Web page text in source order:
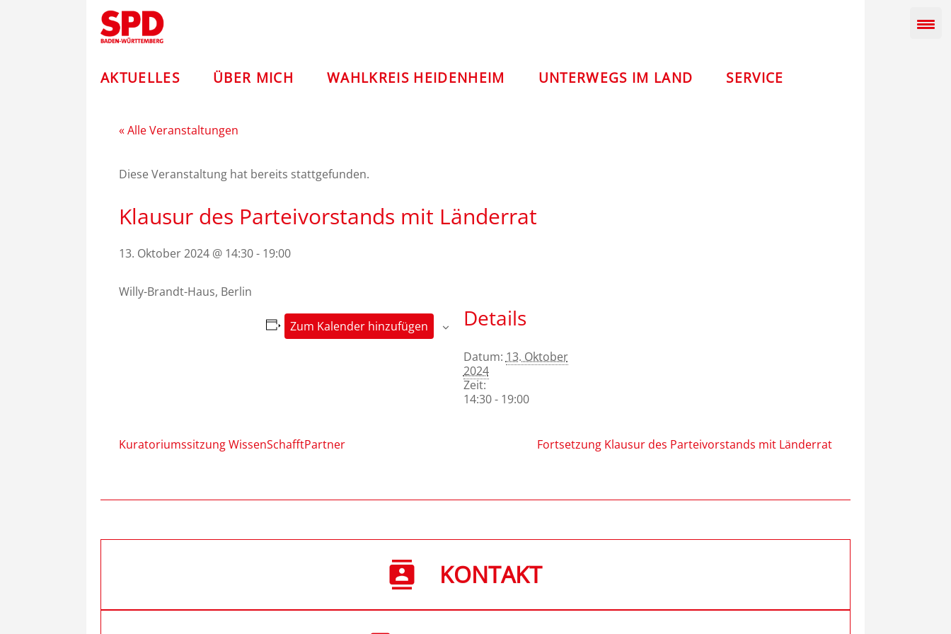
Andreas
AKTUELLES ÜBER MICH WAHLKREIS HEIDENHEIM UNTERWEGS IM LAND SERVICE
« Alle Veranstaltungen
Diese Veranstaltung hat bereits stattgefunden.
Klausur des Parteivorstands mit Länderrat
13. Oktober 2024 @ 14:30- 19:00
Willy-Brandt-Haus, Berlin
Zum Kalender hinzufügen Details
Datum: 13. Oktober
2024
Zeit:
14:30 - 19:00
Kuratoriumssitzung WissenSchafftPartner Fortsetzung Klausur des Parteivorstands mit Länderrat
KONTAKT